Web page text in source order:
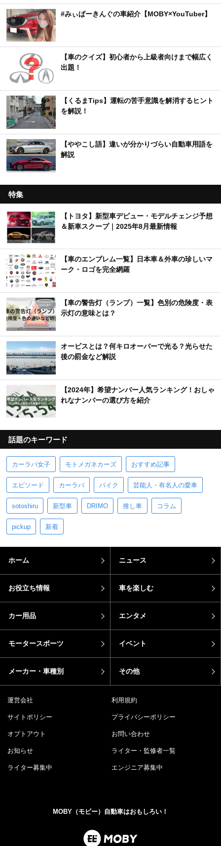
#みぃぱーきんぐの車紹介【MOBY×YouTuber】
【車のクイズ】初心者から上級者向けまで幅広く
出題！
【くるまTips】運転の苦手意識を解消するヒント
を解説！
【ややこし語】違いが分かりづらい自動車用語を
解説
特集
【トヨタ】新型車デビュー・モデルチェンジ予想
＆新車スクープ｜2025年8月最新情報
【車のエンブレム一覧】日本車＆外車の珍しいマ
ーク・ロゴを完全網羅
【車の警告灯（ランプ）一覧】色別の危険度・表
示灯の意味とは？
オービスとは？何キロオーバーで光る？光らせた
後の罰金など解説
【2024年】希望ナンバー人気ランキング！おしゃ
れなナンバーの選び方を紹介
話題のキーワード
カーラバ女子 モトメガネカーズ おすすめ記事
エピソード カーラバ バイク 芸能人・有名人の愛車
sotoshiru 新型車 DRIMO 推し車 コラム
pickup 新着
ホーム ニュース
お役立ち情報 車を楽しむ
カー用品 エンタメ
モータースポーツ イベント
メーカー・車種別 その他
運営会社 利用規約
サイトポリシー プライバシーポリシー
オプトアウト お問い合わせ
お知らせ ライター・監修者一覧
ライター募集中 エンジニア募集中
MOBY（モビー）自動車はおもしろい！